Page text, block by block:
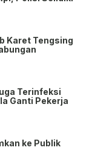
Karet Tengsing
Terinfeksi
Ganti Pekerja
ke Publik